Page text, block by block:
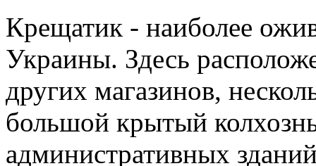
Крещатик - наиболее
Украины. Здесь
других магазинов,
большой крытый
административных